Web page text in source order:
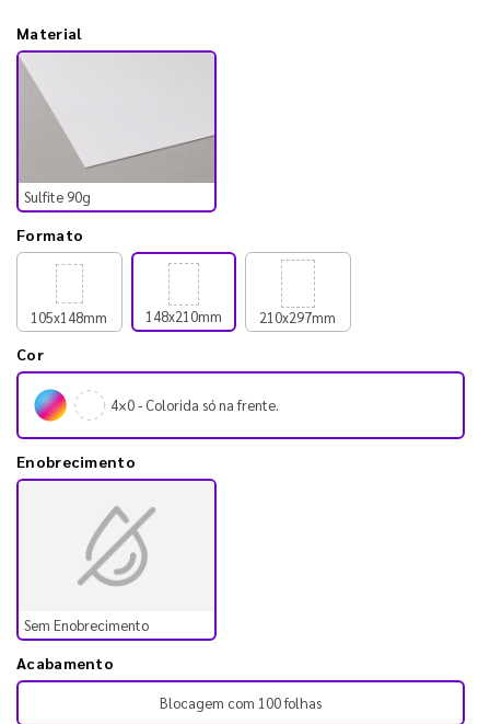
Material
Sulfite 90g
Formato
105x148mm 148x210mm 210x297mm
Cor
4×0 - Colorida só na frente.
Enobrecimento
Sem Enobrecimento
Acabamento
Blocagem com 100 folhas